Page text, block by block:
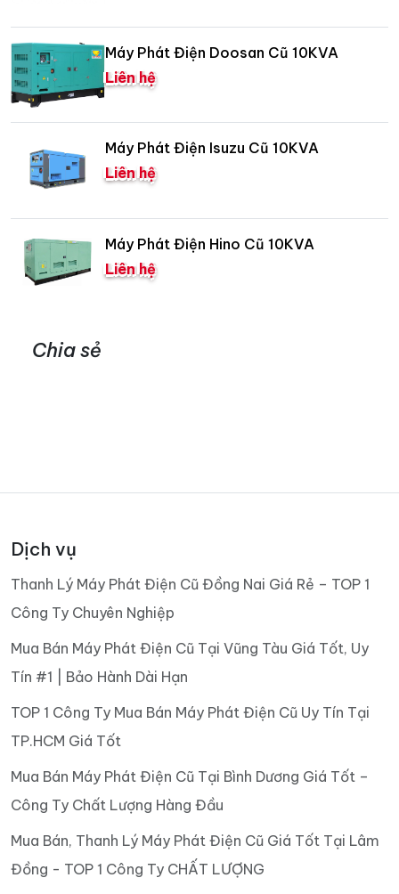
Máy Phát Điện Doosan Cũ 10KVA
Liên hệ
Máy Phát Điện Isuzu Cũ 10KVA
Liên hệ
Máy Phát Điện Hino Cũ 10KVA
Liên hệ
Chia sẻ
Dịch vụ
Thanh Lý Máy Phát Điện Cũ Đồng Nai Giá Rẻ – TOP 1
Công Ty Chuyên Nghiệp
Mua Bán Máy Phát Điện Cũ Tại Vũng Tàu Giá Tốt, Uy
Tín #1 | Bảo Hành Dài Hạn
TOP 1 Công Ty Mua Bán Máy Phát Điện Cũ Uy Tín Tại
TP.HCM Giá Tốt
Mua Bán Máy Phát Điện Cũ Tại Bình Dương Giá Tốt –
Công Ty Chất Lượng Hàng Đầu
Mua Bán, Thanh Lý Máy Phát Điện Cũ Giá Tốt Tại Lâm
Đồng - TOP 1 Công Ty CHẤT LƯỢNG